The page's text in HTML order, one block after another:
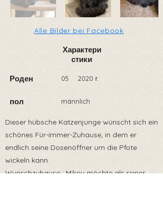
Alle Bilder bei Facebook
Характери
стики
Роден
пол
05 2020 г.
männlich
Dieser hübsche Katzenjunge wünscht sich ein
schönes Für-immer-Zuhause, in dem er
endlich seine Dosenöffner um die Pfote
wickeln kann.
Wunschzuhause : Mikey möchte als reiner